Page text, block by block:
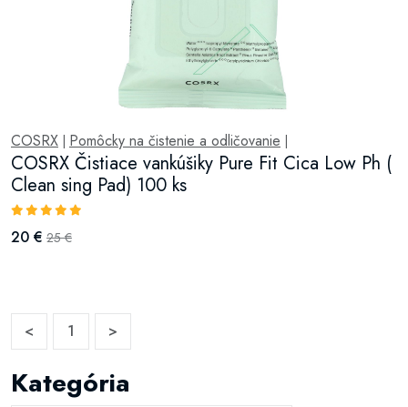
COSRX Pomôcky na čistenie a odličovanie
COSRX Čistiace vankúšiky Pure Fit Cica Low Ph (
Clean sing Pad) 100 ks
20 € 25 €
< 1 >
Kategória